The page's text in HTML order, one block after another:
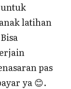
latihan
pas
ya 😊.